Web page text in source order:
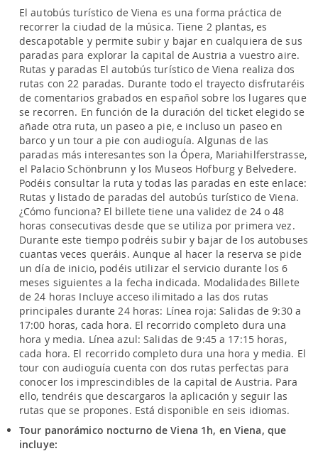
El autobús turístico de Viena es una forma práctica de
recorrer la ciudad de la música. Tiene 2 plantas, es
descapotable y permite subir y bajar en cualquiera de sus
paradas para explorar la capital de Austria a vuestro aire.
Rutas y paradas El autobús turístico de Viena realiza dos
rutas con 22 paradas. Durante todo el trayecto disfrutaréis
de comentarios grabados en español sobre los lugares que
se recorren. En función de la duración del ticket elegido se
añade otra ruta, un paseo a pie, e incluso un paseo en
barco y un tour a pie con audioguía. Algunas de las
paradas más interesantes son la Ópera, Mariahilferstrasse,
el Palacio Schönbrunn y los Museos Hofburg y Belvedere.
Podéis consultar la ruta y todas las paradas en este enlace:
Rutas y listado de paradas del autobús turístico de Viena.
¿Cómo funciona? El billete tiene una validez de 24 o 48
horas consecutivas desde que se utiliza por primera vez.
Durante este tiempo podréis subir y bajar de los autobuses
cuantas veces queráis. Aunque al hacer la reserva se pide
un día de inicio, podéis utilizar el servicio durante los 6
meses siguientes a la fecha indicada. Modalidades Billete
de 24 horas Incluye acceso ilimitado a las dos rutas
principales durante 24 horas: Línea roja: Salidas de 9:30 a
17:00 horas, cada hora. El recorrido completo dura una
hora y media. Línea azul: Salidas de 9:45 a 17:15 horas,
cada hora. El recorrido completo dura una hora y media. El
tour con audioguía cuenta con dos rutas perfectas para
conocer los imprescindibles de la capital de Austria. Para
ello, tendréis que descargaros la aplicación y seguir las
rutas que se propones. Está disponible en seis idiomas.
Tour panorámico nocturno de Viena 1h, en Viena, que
incluye: